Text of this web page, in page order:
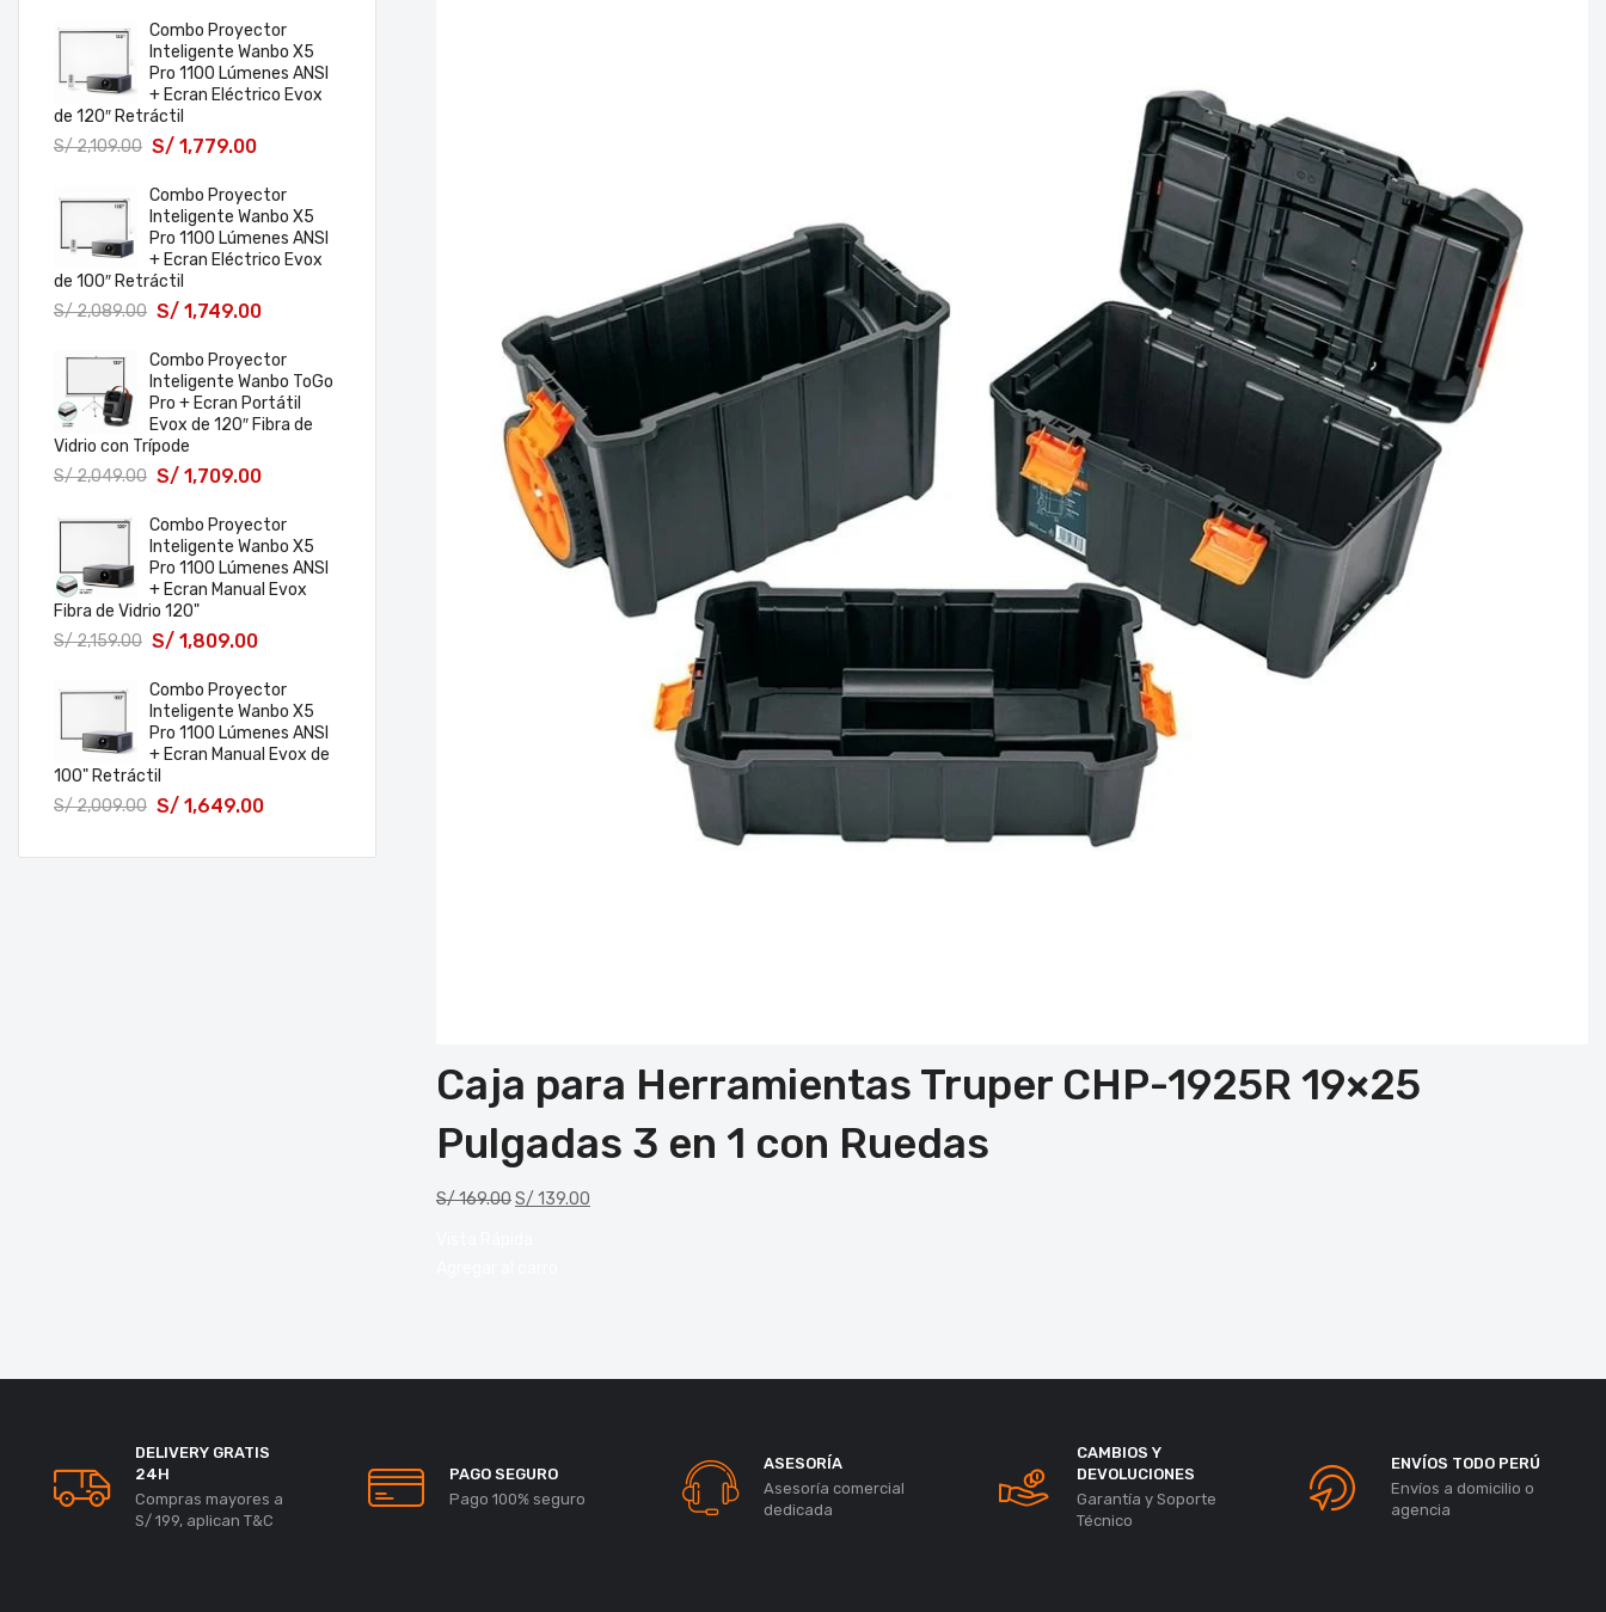
Caja para Herramientas Truper CHP-1925R 19×25
Pulgadas 3 en 1 con Ruedas
S/169.00S/ 139.00
Combo Proyector
Inteligente Wanbo X5
Pro 1100 Lúmenes ANSI
+ Ecran Eléctrico Evox
de 120″ Retráctil
S/2,109.00 S/ 1,779.00
Combo Proyector
Inteligente Wanbo X5
Pro 1100 Lúmenes ANSI
+ Ecran Eléctrico Evox
de 100″ Retráctil
S/2,089.00 S/ 1,749.00
Combo Proyector
Inteligente Wanbo ToGo
Pro + Ecran Portátil
Evox de 120″ Fibra de
Vidrio con Trípode
S/2,049.00 S/ 1,709.00
Combo Proyector
Inteligente Wanbo X5
Pro 1100 Lúmenes ANSI
+ Ecran Manual Evox
Fibra de Vidrio 120"
S/2,159.00 S/ 1,809.00
Combo Proyector
Inteligente Wanbo X5
Pro 1100 Lúmenes ANSI
+ Ecran Manual Evox de
100" Retráctil
S/2,009.00 S/ 1,649.00
DELIVERY GRATIS
24H
Compras mayores a
S/ 199, aplican T&C
PAGO SEGURO
Pago 100% seguro
ASESORÍA
Asesoría comercial
dedicada
CAMBIOS Y
DEVOLUCIONES
Garantía y Soporte
Técnico
ENVÍOS TODO PERÚ
Envíos a domicilio o
agencia